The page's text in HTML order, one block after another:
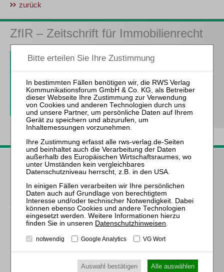
zurück
ZfIR – Zeitschrift für Immobilienrecht
3 Ausgaben als kostenfreies Probe-Abo
online-Nutzung
Probe-Abo bestellen
Passende Bücher
Hölzle
Praxisleitfaden
SanInsFoG
Kübler † / Bork / Prütting (Hrsg.)
HRI I – Handbuch
Datenschutzhinweisen.
notwendig Google Analytics VG Wort
Auswahl bestätigen Alle auswählen